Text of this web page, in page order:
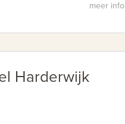
meer info
Harderwijk